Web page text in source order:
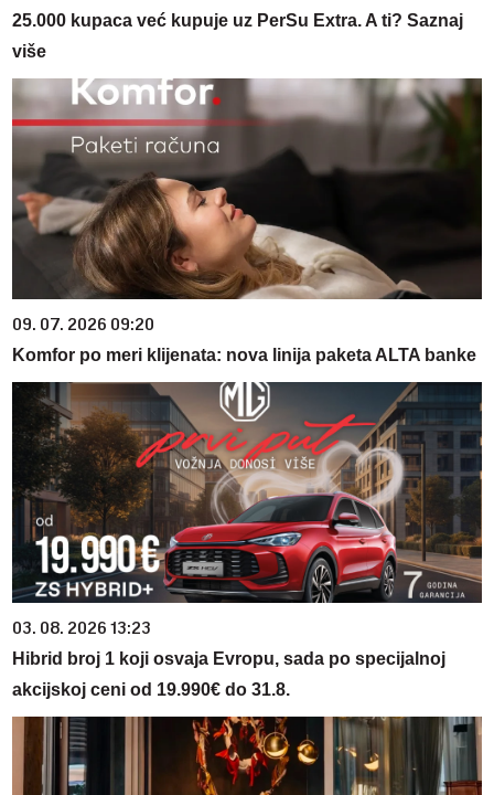
25.000 kupaca već kupuje uz PerSu Extra. A ti? Saznaj
više
09. 07. 2026 09:20
Komfor po meri klijenata: nova linija paketa ALTA banke
03. 08. 2026 13:23
Hibrid broj 1 koji osvaja Evropu, sada po specijalnoj
akcijskoj ceni od 19.990€ do 31.8.